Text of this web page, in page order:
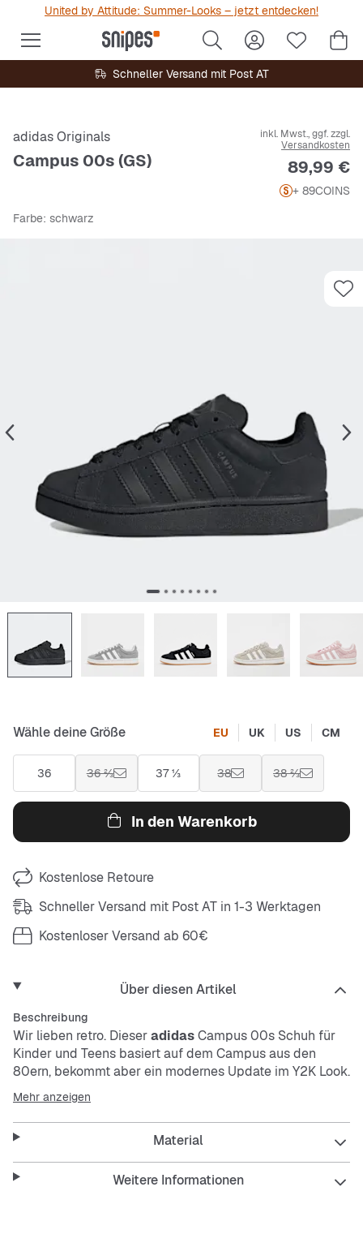
United by Attitude: Summer-Looks – jetzt entdecken!
Schneller Versand mit Post AT
adidas Originals
Campus 00s (GS)
inkl. Mwst., ggf. zzgl.
Versandkosten
Preis
89,99 €
+ 89COINS
Farbe: schwarz
Wähle deine Größe EU UK US CM
36 36 ⅔ 37 ⅓ 38 38 ⅔
In den Warenkorb
Kostenlose Retoure
Schneller Versand mit Post AT in 1-3 Werktagen
Kostenloser Versand ab 60€
Über diesen Artikel
Beschreibung
Wir lieben retro. DieseradidasCampus 00s Schuh für
Kinder und Teens basiert auf dem Campus aus den
80ern, bekommt aber ein modernes Update im Y2K Look.
Die sleeke Silhouette und der Materialmix sorgen für
einen frischen Look. Kombiniert mit deiner Lieblingsjeans
bist du startklar.
Features:
Mehr anzeigen
Material
Weitere Informationen